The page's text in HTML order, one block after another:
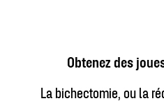
Obtenez des
La bichectomie, ou la